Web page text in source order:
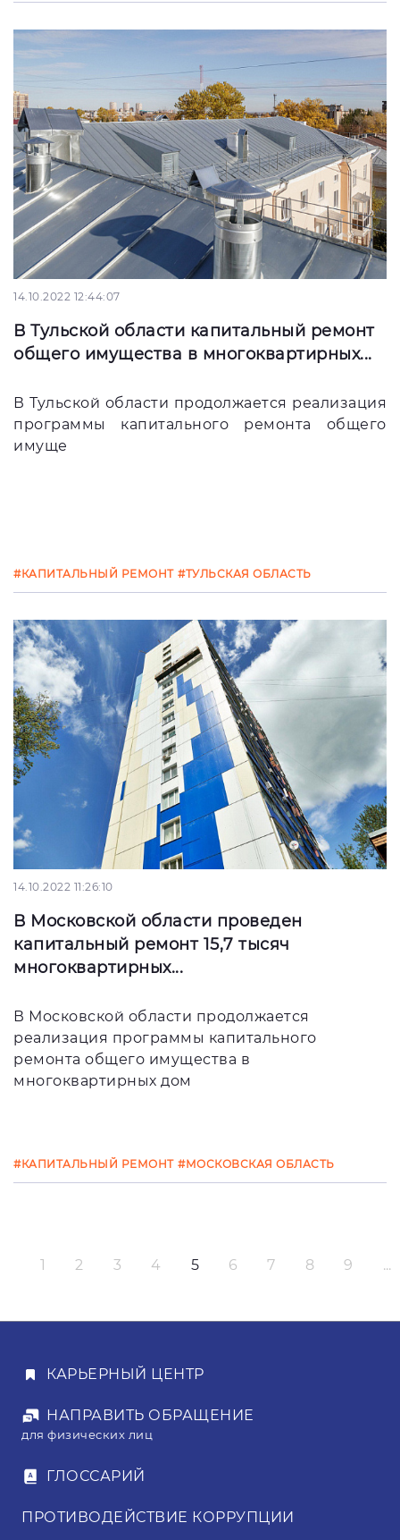
14.10.2022 12:44:07
В Тульской области капитальный ремонт
общего имущества в многоквартирных...
В Тульской области продолжается реализация
программы капитального ремонта общего
имуще
#КАПИТАЛЬНЫЙ РЕМОНТ #ТУЛЬСКАЯ ОБЛАСТЬ
14.10.2022 11:26:10
В Московской области проведен
капитальный ремонт 15,7 тысяч
многоквартирных...
В Московской области продолжается
реализация программы капитального
ремонта общего имущества в
многоквартирных дом
#КАПИТАЛЬНЫЙ РЕМОНТ #МОСКОВСКАЯ ОБЛАСТЬ
1 2 3 4 5 6 7 8 9 ...
КАРЬЕРНЫЙ ЦЕНТР
НАПРАВИТЬ ОБРАЩЕНИЕ
для физических лиц
ГЛОССАРИЙ
ПРОТИВОДЕЙСТВИЕ КОРРУПЦИИ